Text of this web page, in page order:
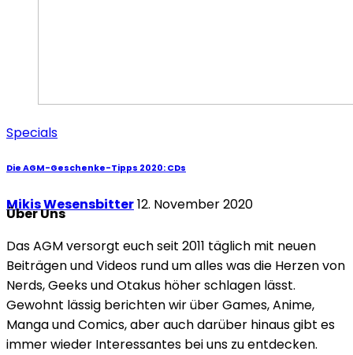
Specials
Die AGM-Geschenke-Tipps 2020: CDs
Mikis Wesensbitter12. November 2020
Über Uns
Das AGM versorgt euch seit 2011 täglich mit neuen
Beiträgen und Videos rund um alles was die Herzen von
Nerds, Geeks und Otakus höher schlagen lässt.
Gewohnt lässig berichten wir über Games, Anime,
Manga und Comics, aber auch darüber hinaus gibt es
immer wieder Interessantes bei uns zu entdecken.